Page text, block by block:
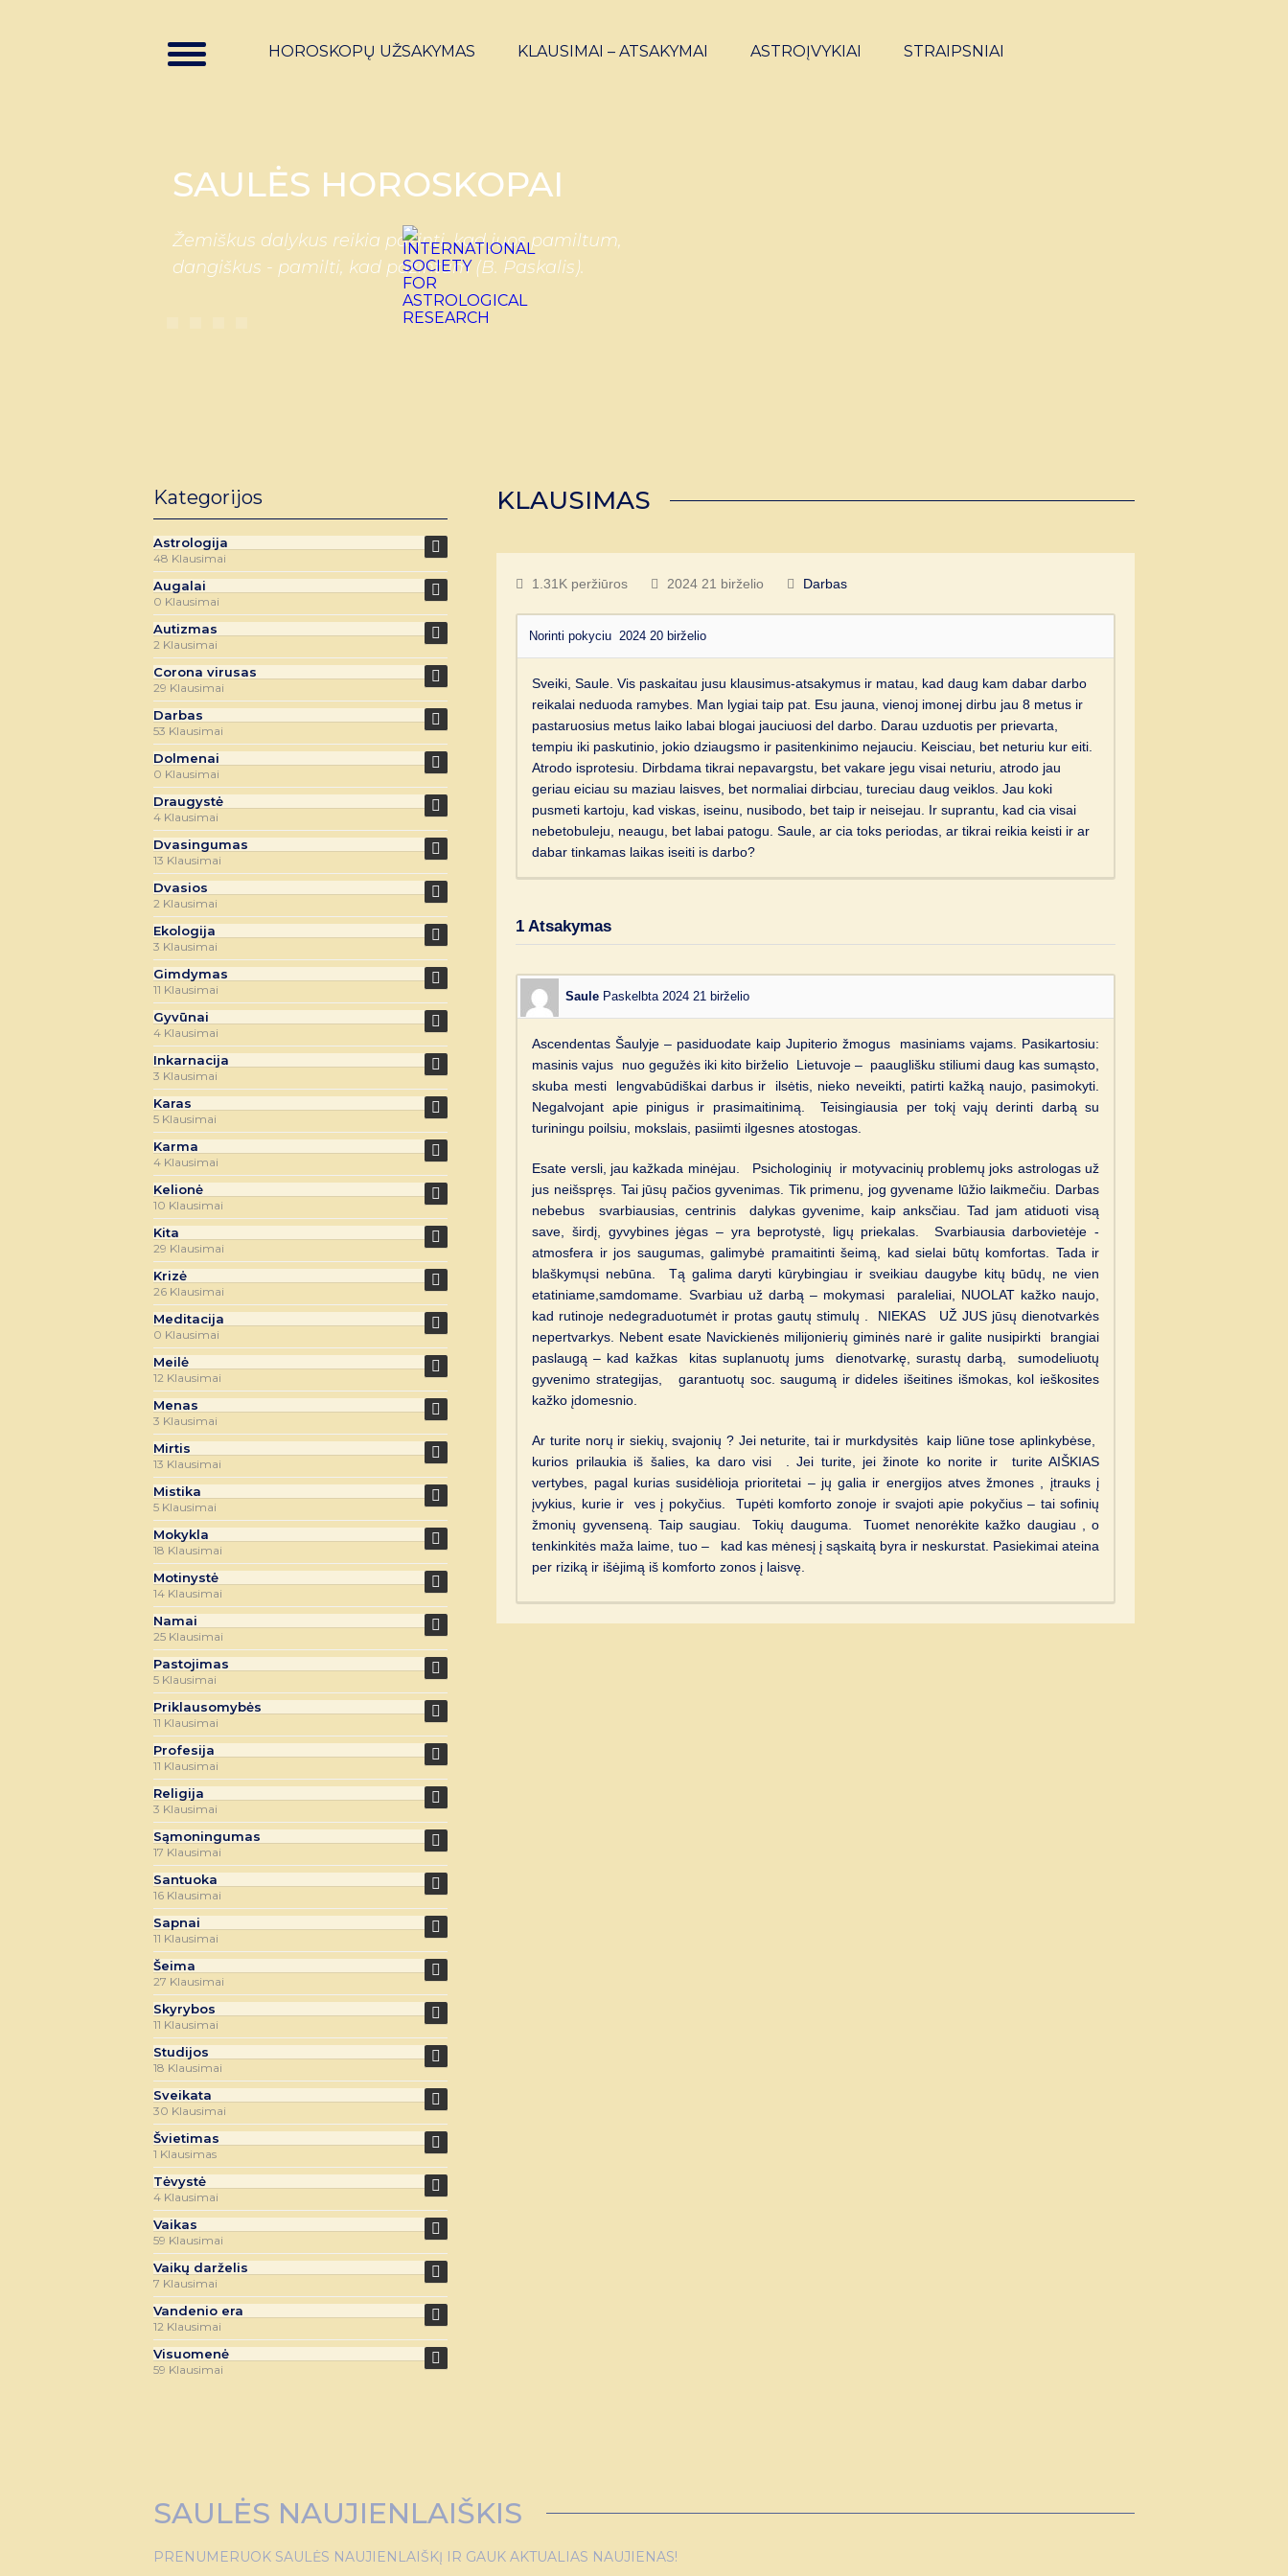
HOROSKOPŲ UŽSAKYMAS KLAUSIMAI – ATSAKYMAI ASTROĮVYKIAI STRAIPSNIAI
SAULĖS HOROSKOPAI
Žemiškus dalykus reikia pažinti, kad juos pamiltum,
dangiškus - pamilti, kad pažintum (B. Paskalis).
KLAUSIMAS
1.31K peržiūros 2024 21 birželio Darbas
Norinti pokyciu2024 20 birželio
Sveiki, Saule. Vis paskaitau jusu klausimus-atsakymus ir matau, kad daug kam dabar darbo
reikalai neduoda ramybes. Man lygiai taip pat. Esu jauna, vienoj imonej dirbu jau 8 metus ir
pastaruosius metus laiko labai blogai jauciuosi del darbo. Darau uzduotis per prievarta,
tempiu iki paskutinio, jokio dziaugsmo ir pasitenkinimo nejauciu. Keisciau, bet neturiu kur eiti.
Atrodo isprotesiu. Dirbdama tikrai nepavargstu, bet vakare jegu visai neturiu, atrodo jau
geriau eiciau su maziau laisves, bet normaliai dirbciau, tureciau daug veiklos. Jau koki
pusmeti kartoju, kad viskas, iseinu, nusibodo, bet taip ir neisejau. Ir suprantu, kad cia visai
nebetobuleju, neaugu, bet labai patogu. Saule, ar cia toks periodas, ar tikrai reikia keisti ir ar
dabar tinkamas laikas iseiti is darbo?
1 Atsakymas
Saule Paskelbta 2024 21 birželio
Ascendentas Šaulyje – pasiduodate kaip Jupiterio žmogus masiniams vajams. Pasikartosiu:
masinis vajus nuo gegužės iki kito birželio Lietuvoje – paauglišku stiliumi daug kas sumąsto,
skuba mesti lengvabūdiškai darbus ir ilsėtis, nieko neveikti, patirti kažką naujo, pasimokyti.
Negalvojant apie pinigus ir prasimaitinimą. Teisingiausia per tokį vajų derinti darbą su
turiningu poilsiu, mokslais, pasiimti ilgesnes atostogas.
Esate versli, jau kažkada minėjau. Psichologinių ir motyvacinių problemų joks astrologas už
jus neišspręs. Tai jūsų pačios gyvenimas. Tik primenu, jog gyvename lūžio laikmečiu. Darbas
nebebus svarbiausias, centrinis dalykas gyvenime, kaip anksčiau. Tad jam atiduoti visą
save, širdį, gyvybines jėgas – yra beprotystė, ligų priekalas. Svarbiausia darbovietėje -
atmosfera ir jos saugumas, galimybė pramaitinti šeimą, kad sielai būtų komfortas. Tada ir
blaškymųsi nebūna. Tą galima daryti kūrybingiau ir sveikiau daugybe kitų būdų, ne vien
etatiniame,samdomame. Svarbiau už darbą – mokymasi paraleliai, NUOLAT kažko naujo,
kad rutinoje nedegraduotumėt ir protas gautų stimulų . NIEKAS UŽ JUS jūsų dienotvarkės
nepertvarkys. Nebent esate Navickienės milijonierių giminės narė ir galite nusipirkti brangiai
paslaugą – kad kažkas kitas suplanuotų jums dienotvarkę, surastų darbą, sumodeliuotų
gyvenimo strategijas, garantuotų soc. saugumą ir dideles išeitines išmokas, kol ieškosites
kažko įdomesnio.
Ar turite norų ir siekių, svajonių ? Jei neturite, tai ir murkdysitės kaip liūne tose aplinkybėse,
kurios prilaukia iš šalies, ka daro visi . Jei turite, jei žinote ko norite ir turite AIŠKIAS
vertybes, pagal kurias susidėlioja prioritetai – jų galia ir energijos atves žmones , įtrauks į
įvykius, kurie ir ves į pokyčius. Tupėti komforto zonoje ir svajoti apie pokyčius – tai sofinių
žmonių gyvenseną. Taip saugiau. Tokių dauguma. Tuomet nenorėkite kažko daugiau , o
tenkinkitės maža laime, tuo – kad kas mėnesį į sąskaitą byra ir neskurstat. Pasiekimai ateina
per riziką ir išėjimą iš komforto zonos į laisvę.
Kategorijos
Astrologija
48 Klausimai
Augalai
0 Klausimai
Autizmas
2 Klausimai
Corona virusas
29 Klausimai
Darbas
53 Klausimai
Dolmenai
0 Klausimai
Draugystė
4 Klausimai
Dvasingumas
13 Klausimai
Dvasios
2 Klausimai
Ekologija
3 Klausimai
Gimdymas
11 Klausimai
Gyvūnai
4 Klausimai
Inkarnacija
3 Klausimai
Karas
5 Klausimai
Karma
4 Klausimai
Kelionė
10 Klausimai
Kita
29 Klausimai
Krizė
26 Klausimai
Meditacija
0 Klausimai
Meilė
12 Klausimai
Menas
3 Klausimai
Mirtis
13 Klausimai
Mistika
5 Klausimai
Mokykla
18 Klausimai
Motinystė
14 Klausimai
Namai
25 Klausimai
Pastojimas
5 Klausimai
Priklausomybės
11 Klausimai
Profesija
11 Klausimai
Religija
3 Klausimai
Sąmoningumas
17 Klausimai
Santuoka
16 Klausimai
Sapnai
11 Klausimai
Šeima
27 Klausimai
Skyrybos
11 Klausimai
Studijos
18 Klausimai
Sveikata
30 Klausimai
Švietimas
1 Klausimas
Tėvystė
4 Klausimai
Vaikas
59 Klausimai
Vaikų darželis
7 Klausimai
Vandenio era
12 Klausimai
Visuomenė
59 Klausimai
SAULĖS NAUJIENLAIŠKIS
PRENUMERUOK SAULĖS NAUJIENLAIŠKĮ IR GAUK AKTUALIAS NAUJIENAS!